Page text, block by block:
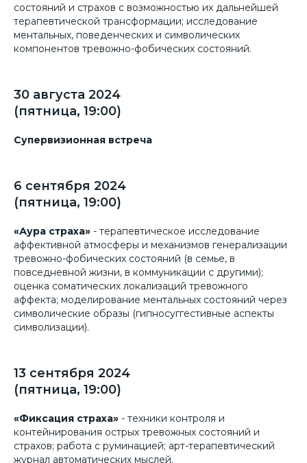
состояний и страхов с возможностью их дальнейшей
терапевтической трансформации; исследование
ментальных, поведенческих и символических
компонентов тревожно-фобических состояний.
30 августа 2024
(пятница, 19:00)
Супервизионная встреча
6 сентября 2024
(пятница, 19:00)
«Аура страха» - терапевтическое исследование
аффективной атмосферы и механизмов генерализации
тревожно-фобических состояний (в семье, в
повседневной жизни, в коммуникации с другими);
оценка соматических локализаций тревожного
аффекта; моделирование ментальных состояний через
символические образы (гипносуггестивные аспекты
символизации).
13 сентября 2024
(пятница, 19:00)
«Фиксация страха» - техники контроля и
контейнирования острых тревожных состояний и
страхов; работа с руминацией; арт-терапевтический
журнал автоматических мыслей.